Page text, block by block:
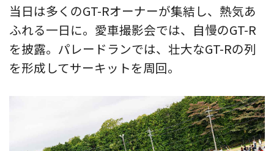
当日は多くのGT-Rオーナーが集結し、熱気あ
ふれる一日に。愛車撮影会では、自慢のGT-R
を披露。パレードランでは、壮大なGT-Rの列
を形成してサーキットを周回。